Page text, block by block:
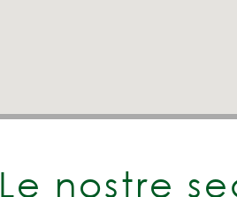
Le nostre